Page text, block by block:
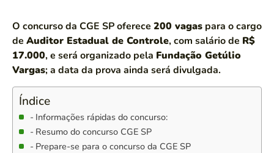
O concurso da CGE SP oferece 200 vagas para o cargo
de Auditor Estadual de Controle, com salário de R$
17.000, e será organizado pela Fundação Getúlio
Vargas; a data da prova ainda será divulgada.
Índice
Informações rápidas do concurso:
Resumo do concurso CGE SP
Prepare-se para o concurso da CGE SP